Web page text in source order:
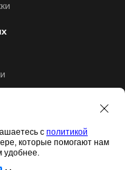
09.09.2020 (Л035-
с политикой
которые помогают нам
удобнее.